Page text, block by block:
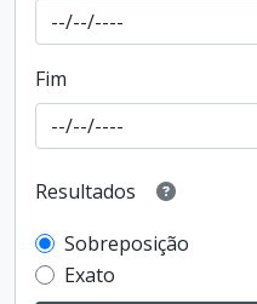
Fim
Resultados
Sobreposição
Exato